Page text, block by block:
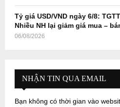
Tỷ giá USD/VND ngày 6/8:
Nhiều NH lại giảm giá mua –
06/08/2026
NHẬN TIN QUA EMAIL
Bạn không có thời gian vào